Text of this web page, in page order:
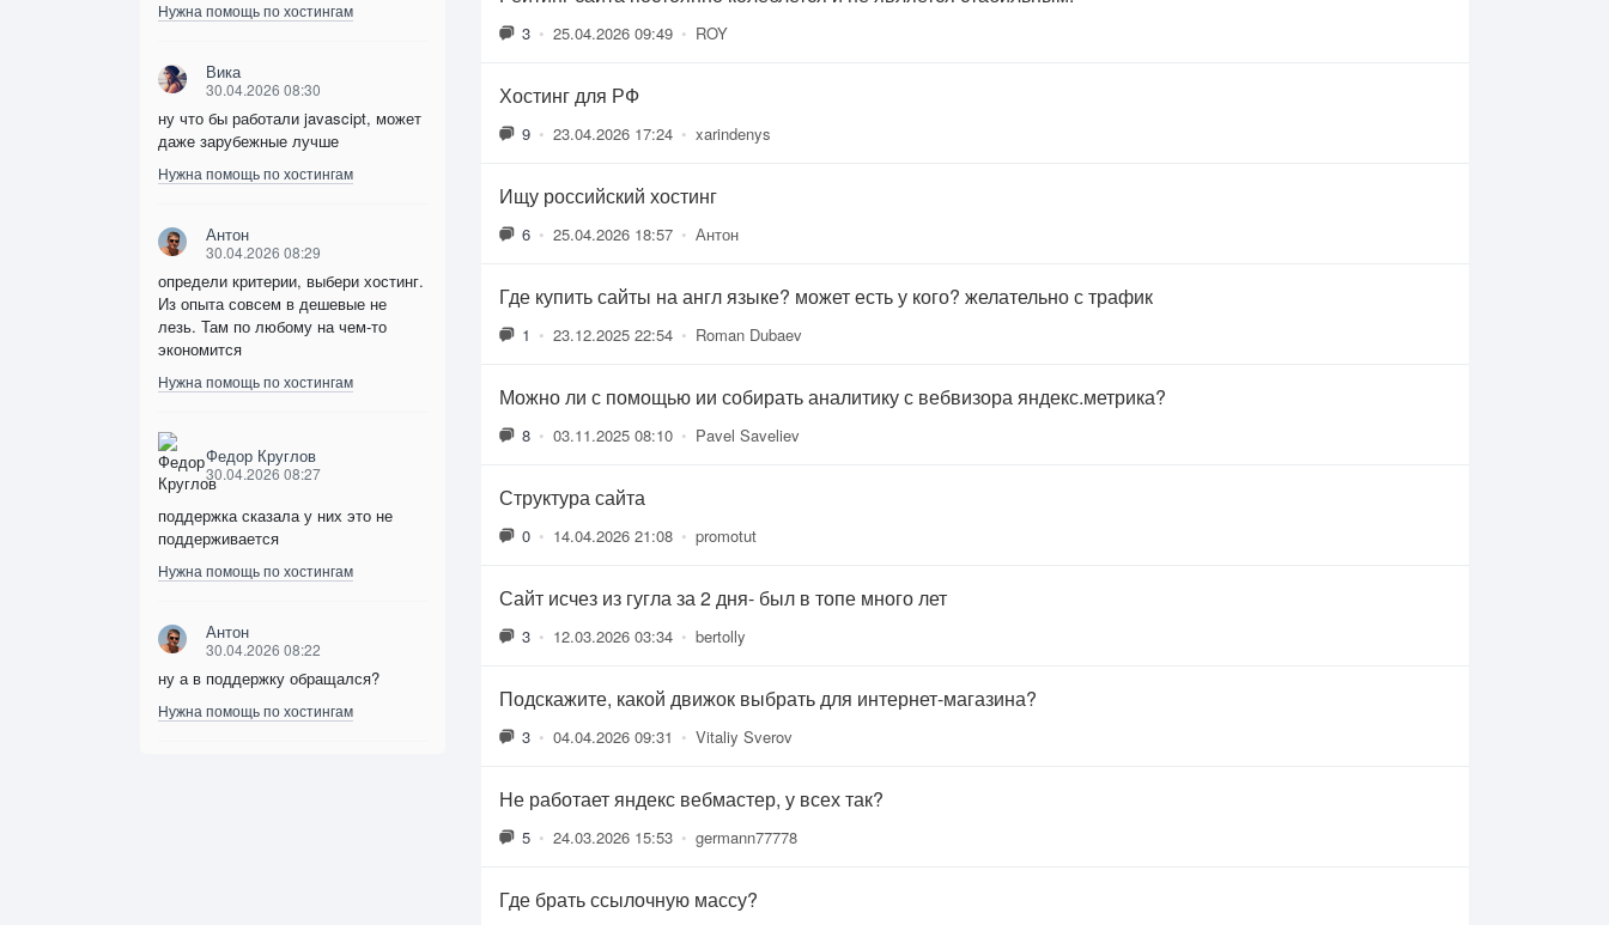
Нужна помощь по хостингам
Вика
30.04.2026 08:30
ну что бы работали javascipt, может
даже зарубежные лучше
Нужна помощь по хостингам
Антон
30.04.2026 08:29
определи критерии, выбери хостинг.
Из опыта совсем в дешевые не
лезь. Там по любому на чем-то
экономится
Нужна помощь по хостингам
Федор Круглов
30.04.2026 08:27
поддержка сказала у них это не
поддерживается
Нужна помощь по хостингам
Антон
30.04.2026 08:22
ну а в поддержку обращался?
Нужна помощь по хостингам
3 • 25.04.2026 09:49 • ROY
Хостинг для РФ
9 • 23.04.2026 17:24 • xarindenys
Ищу российский хостинг
6 • 25.04.2026 18:57 • Антон
Где купить сайты на англ языке? может есть у кого? желательно с трафик
1 • 23.12.2025 22:54 • Roman Dubaev
Можно ли с помощью ии собирать аналитику с вебвизора яндекс.метрика?
8 • 03.11.2025 08:10 • Pavel Saveliev
Структура сайта
0 • 14.04.2026 21:08 • promotut
Сайт исчез из гугла за 2 дня- был в топе много лет
3 • 12.03.2026 03:34 • bertolly
Подскажите, какой движок выбрать для интернет-магазина?
3 • 04.04.2026 09:31 • Vitaliy Sverov
Не работает яндекс вебмастер, у всех так?
5 • 24.03.2026 15:53 • germann77778
Где брать ссылочную массу?